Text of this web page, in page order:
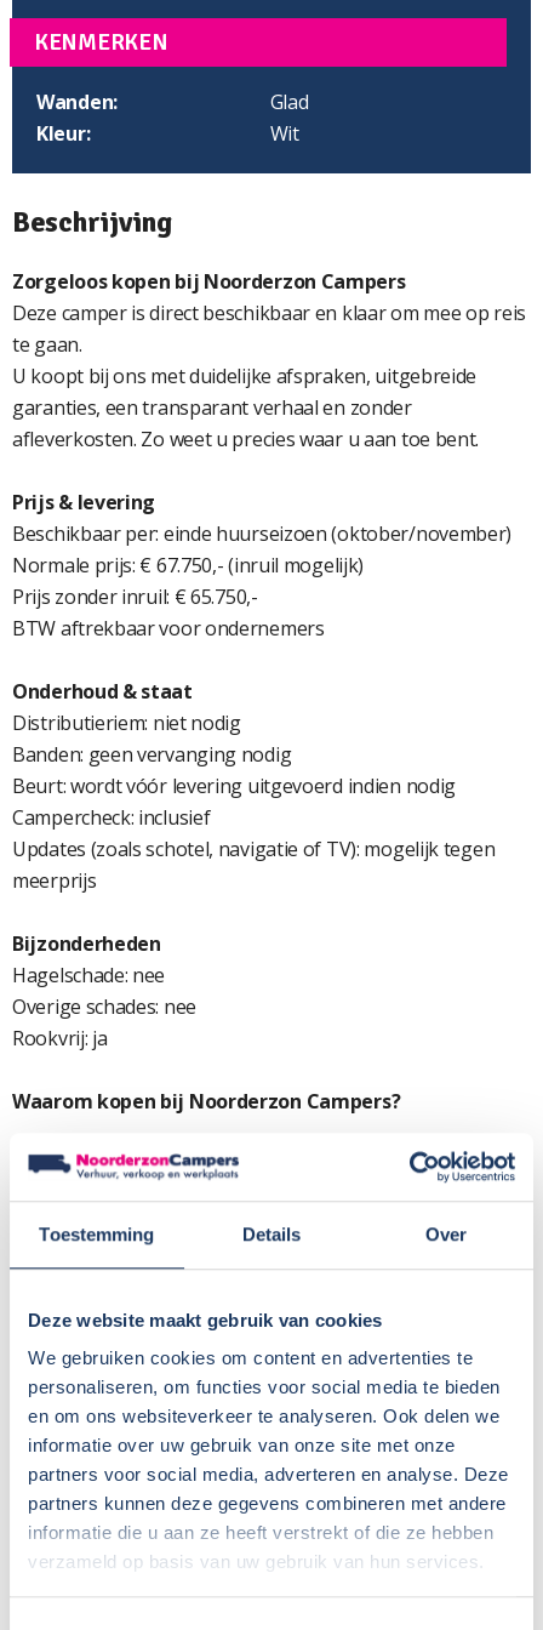
Toestemming Details Over
Deze website maakt gebruik van cookies
We gebruiken cookies om content en advertenties te
personaliseren, om functies voor social media te bieden
en om ons websiteverkeer te analyseren. Ook delen we
informatie over uw gebruik van onze site met onze
partners voor social media, adverteren en analyse. Deze
partners kunnen deze gegevens combineren met andere
informatie die u aan ze heeft verstrekt of die ze hebben
verzameld op basis van uw gebruik van hun services.
KENMERKEN
Wanden:
Glad
Kleur:
Wit
Beschrijving
Zorgeloos kopen bij Noorderzon Campers
Deze camper is direct beschikbaar en klaar om mee op reis
te gaan.
U koopt bij ons met duidelijke afspraken, uitgebreide
garanties, een transparant verhaal en zonder
afleverkosten. Zo weet u precies waar u aan toe bent.
Prijs & levering
Beschikbaar per: einde huurseizoen (oktober/november)
Normale prijs: € 67.750,- (inruil mogelijk)
Prijs zonder inruil: € 65.750,-
BTW aftrekbaar voor ondernemers
Onderhoud & staat
Distributieriem: niet nodig
Banden: geen vervanging nodig
Beurt: wordt vóór levering uitgevoerd indien nodig
Campercheck: inclusief
Updates (zoals schotel, navigatie of TV): mogelijk tegen
meerprijs
Bijzonderheden
Hagelschade: nee
Overige schades: nee
Rookvrij: ja
Waarom kopen bij Noorderzon Campers?
Fabrieksgarantie tot 24 maanden na eerste toelating
12 maanden BOVAG garantie (max. 20.000 km)
onderhoud van het camperdeel
(2× jaarlijkse vochtmeting + 1× campercheck na 2 jaar)
Geen afleverkosten of rijklaarmaakkosten
Uitgebreide uitleg bij levering
Snelle service bij vragen of problemen
Garantiezaken vaak mogelijk bij één van onze
servicepunten
Scherpe prijzen voor accessoires en aanpassingen
Afhandeling van fabrieksgarantie voor Sunlight,
Crosscamp en Dethleffs